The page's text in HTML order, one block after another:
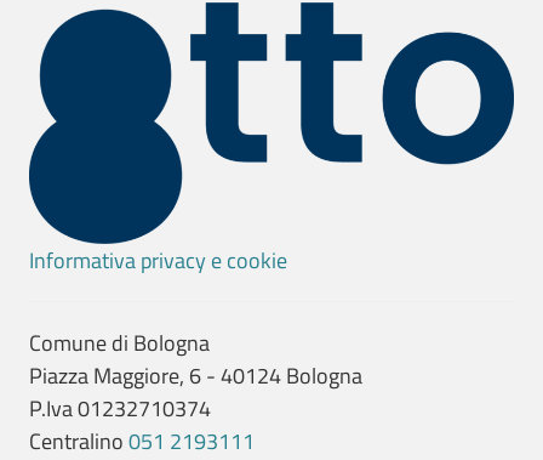
Informativa privacy e cookie
Comune di Bologna
Piazza Maggiore, 6 - 40124 Bologna
P.Iva 01232710374
Centralino051 2193111